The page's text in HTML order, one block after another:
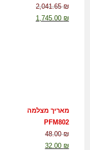
2,041.65₪
1,745.00 ₪
מאריך מצלמה
PFM802
48.00₪
32.00 ₪